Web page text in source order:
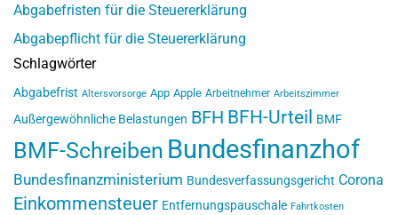
Abgabefristen für die Steuererklärung
Abgabepflicht für die Steuererklärung
Schlagwörter
Abgabefrist Altersvorsorge App Apple Arbeitnehmer Arbeitszimmer
Außergewöhnliche Belastungen BFH BFH-Urteil BMF
BMF-Schreiben Bundesfinanzhof
Bundesfinanzministerium Bundesverfassungsgericht Corona
Einkommensteuer Entfernungspauschale Fahrtkosten